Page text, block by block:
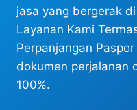
jasa yang bergerak
Layanan Kami
Perpanjangan
dokumen perjalanan
100%.